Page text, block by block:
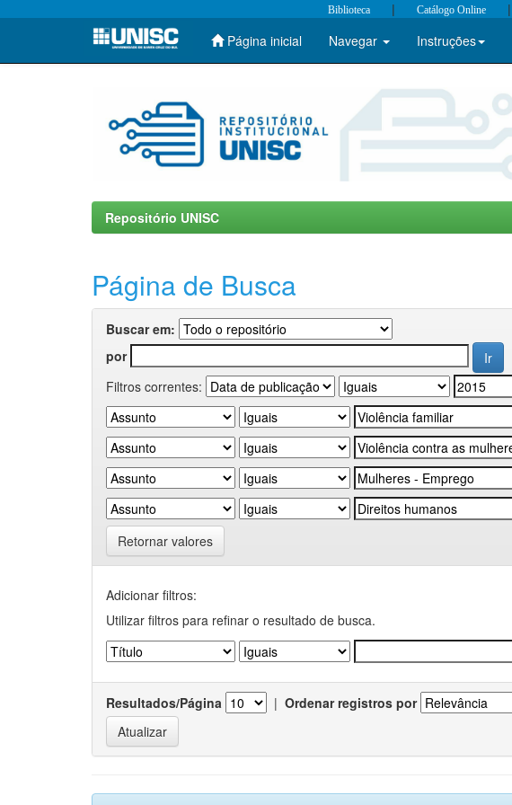
Skip
Biblioteca | Catálogo Online |
Página inicial Navegar Instruções
Repositório UNISC
Página de Busca
Buscar em:
por
Filtros correntes:
Retornar valores
Adicionar filtros:
Utilizar filtros para refinar o resultado de busca.
Resultados/Página | Ordenar registros por